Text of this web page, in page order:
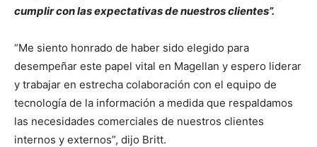
cumplir con las expectativas de nuestros clientes”.
“Me siento honrado de haber sido elegido para
desempeñar este papel vital en Magellan y espero liderar
y trabajar en estrecha colaboración con el equipo de
tecnología de la información a medida que respaldamos
las necesidades comerciales de nuestros clientes
internos y externos”, dijo Britt.